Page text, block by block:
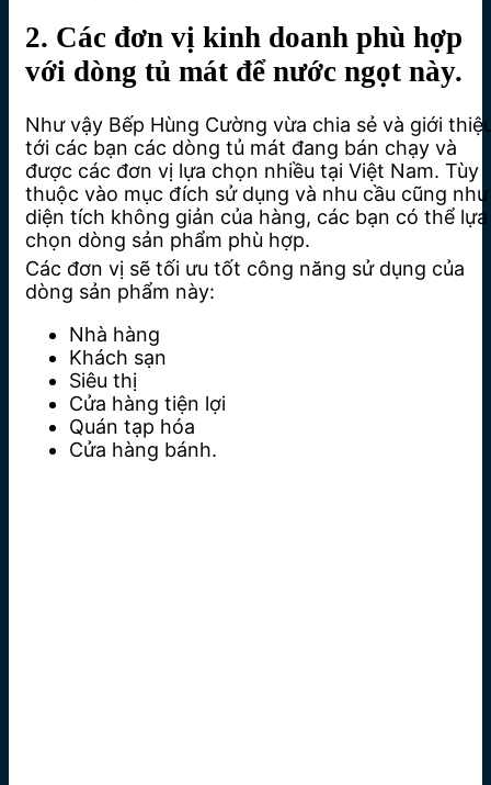
2. Các đơn vị kinh doanh phù hợp
với dòng tủ mát để nước ngọt này.
Như vậy Bếp Hùng Cường vừa chia sẻ và giới
tới các bạn các dòng tủ mát đang bán chạy và
được các đơn vị lựa chọn nhiều tại Việt Nam. Tùy
thuộc vào mục đích sử dụng và nhu cầu cũng như
diện tích không giản của hàng, các bạn có thể lựa
chọn dòng sản phẩm phù hợp.
Các đơn vị sẽ tối ưu tốt công năng sử dụng của
dòng sản phẩm này:
Nhà hàng
Khách sạn
Siêu thị
Cửa hàng tiện lợi
Quán tạp hóa
Cửa hàng bánh.